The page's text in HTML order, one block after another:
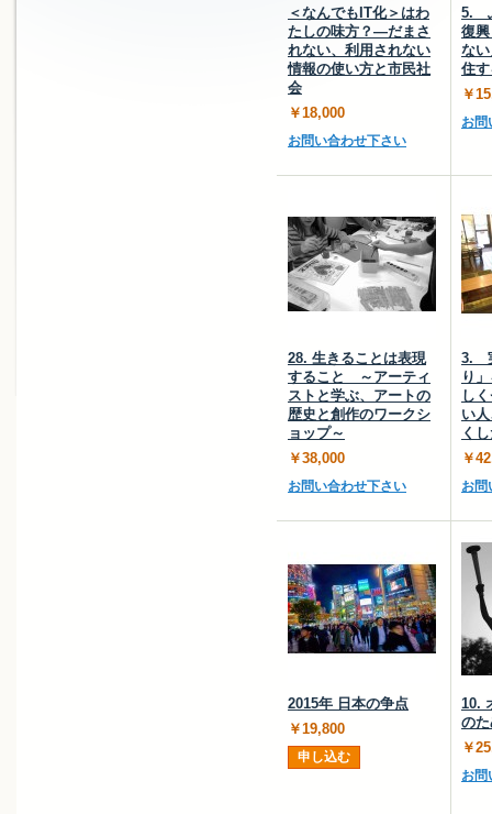
＜なんでもIT化＞はわ
たしの味方？―だまさ
れない、利用されない
情報の使い方と市民社
会
￥18,000
お問い合わせ下さい
5.
復
な
住
￥
お問
28. 生きることは表現
すること ～アーティ
ストと学ぶ、アートの
歴史と創作のワークシ
ョップ～
￥38,000
お問い合わせ下さい
3.
り
し
い
く
￥
お問
2015年 日本の争点
￥19,800
申し込む
10.
の
￥
お問